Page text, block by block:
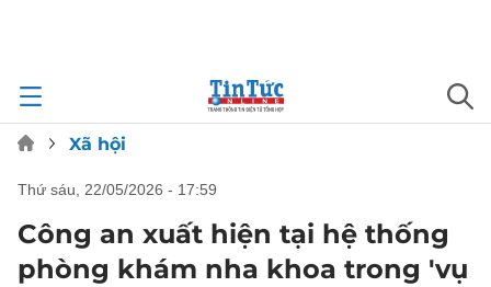
Xã hội
thứ sáu, 22/05/2026 - 17:59
Công an xuất hiện tại hệ thống
phòng khám nha khoa trong 'vụ